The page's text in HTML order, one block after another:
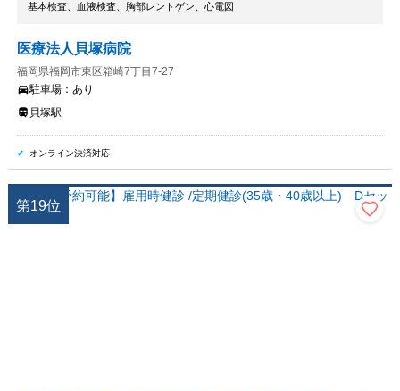
基本検査、血液検査、胸部レントゲン、心電図
医療法人貝塚病院
福岡県福岡市東区箱崎7丁目7-27
駐車場： あり
貝塚駅
オンライン決済対応
第19位